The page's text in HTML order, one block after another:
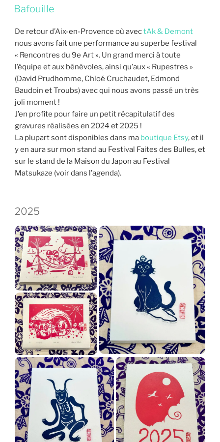
LE
Bafouille
De retour d’Aix-en-Provence où avectAk & Demont
nous avons fait une performance au superbe festival
« Rencontres du 9e Art ». Un grand merci à toute
l’équipe et aux bénévoles, ainsi qu’aux « Rupestres »
(David Prudhomme, Chloé Cruchaudet, Edmond
Baudoin et Troubs) avec qui nous avons passé un très
joli moment !
J’en profite pour faire un petit récapitulatif des
gravures réalisées en 2024 et 2025 !
La plupart sont disponibles dans ma boutique Etsy, et il
y en aura sur mon stand au Festival Faites des Bulles, et
sur le stand de la Maison du Japon au Festival
Matsukaze (voir dans l’agenda).
2025